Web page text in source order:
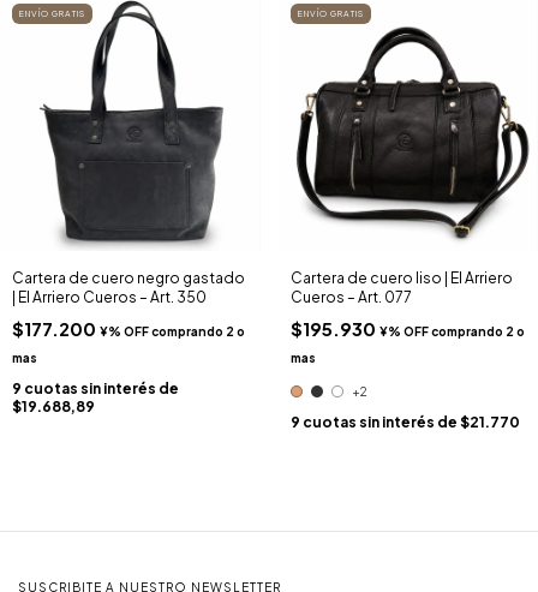
ENVÍO GRATIS
Cartera de cuero negro gastado
| El Arriero Cueros – Art. 350
$177.200
9 cuotas sin interés de
$19.688,89
ENVÍO GRATIS
Cartera de cuero liso | El Arriero
Cueros – Art. 077
$195.930
+2
9 cuotas sin interés de $21.770
SUSCRIBITE A NUESTRO NEWSLETTER